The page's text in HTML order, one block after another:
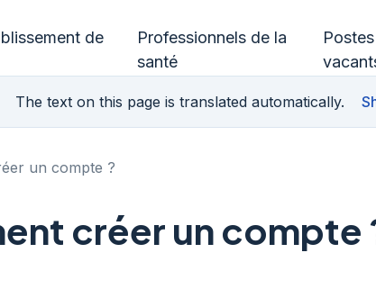
de
Professionnels de la
santé
Postes
The text on this page is translated automatically.
un compte ?
créer un compte